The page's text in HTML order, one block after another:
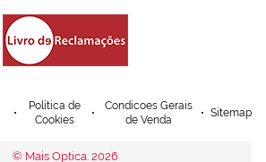
Política de
Cookies
Condicoes Gerais
de Venda
Sitemap
© Mais Optica. 2026